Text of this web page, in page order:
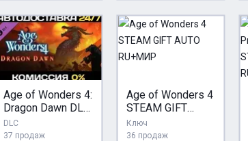
Age of Wonders 4:
Dragon Dawn DLC
STEAM АВТО
DLC
37 продаж
Age of Wonders 4
STEAM GIFT
AUTO RU+МИР
Ключ
36 продаж